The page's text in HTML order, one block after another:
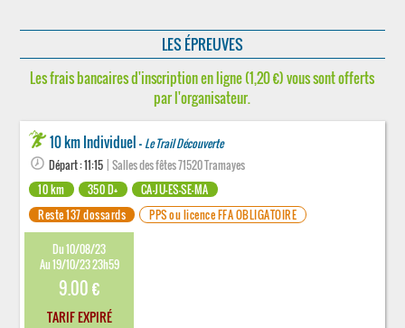
LES ÉPREUVES
Les frais bancaires d'inscription en ligne (1,20 €) vous sont offerts
par l'organisateur.
10 km Individuel - Le Trail Découverte
Départ : 11:15 | Salles des fêtes 71520 Tramayes
10 km
350 D+
CA-JU-ES-SE-MA
Reste 137 dossards
PPS ou licence FFA OBLIGATOIRE
Du 10/08/23
Au 19/10/23 23h59
9.00 €
TARIF EXPIRÉ